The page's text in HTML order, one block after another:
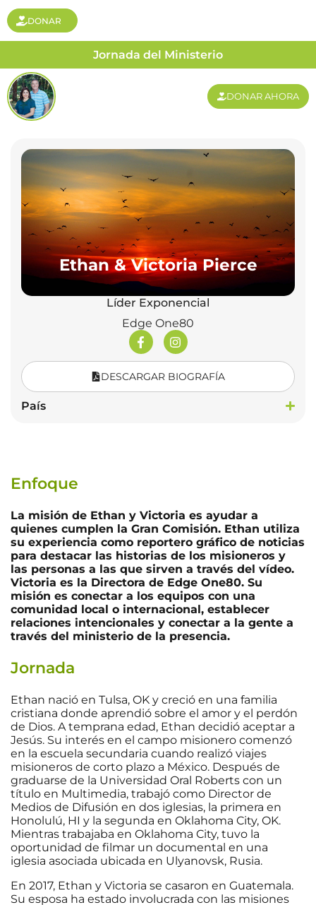
DONAR
Jornada del Ministerio
DONAR AHORA
Ethan & Victoria Pierce
Líder Exponencial
Edge One80
DESCARGAR BIOGRAFÍA
País
Enfoque
La misión de Ethan y Victoria es ayudar a
quienes cumplen la Gran Comisión. Ethan utiliza
su experiencia como reportero gráfico de noticias
para destacar las historias de los misioneros y
las personas a las que sirven a través del vídeo.
Victoria es la Directora de Edge One80. Su
misión es conectar a los equipos con una
comunidad local o internacional, establecer
relaciones intencionales y conectar a la gente a
través del ministerio de la presencia.
Jornada
Ethan nació en Tulsa, OK y creció en una familia
cristiana donde aprendió sobre el amor y el perdón
de Dios. A temprana edad, Ethan decidió aceptar a
Jesús. Su interés en el campo misionero comenzó
en la escuela secundaria cuando realizó viajes
misioneros de corto plazo a México. Después de
graduarse de la Universidad Oral Roberts con un
título en Multimedia, trabajó como Director de
Medios de Difusión en dos iglesias, la primera en
Honolulú, HI y la segunda en Oklahoma City, OK.
Mientras trabajaba en Oklahoma City, tuvo la
oportunidad de filmar un documental en una
iglesia asociada ubicada en Ulyanovsk, Rusia.
En 2017, Ethan y Victoria se casaron en Guatemala.
Su esposa ha estado involucrada con las misiones